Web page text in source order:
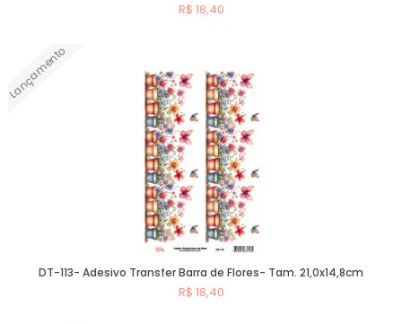
R$ 18,40
Lançamento
DT-113- Adesivo Transfer Barra de Flores- Tam. 21,0x14,8cm
R$ 18,40